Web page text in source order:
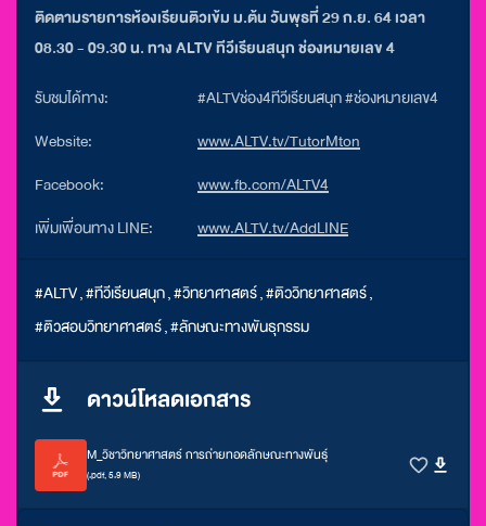
ติดตามรายการห้องเรียนติวเข้ม ม.ต้น วันพุธที่ 29 ก.ย. 64 เวลา
08.30 - 09.30 น. ทาง ALTV ทีวีเรียนสนุก ช่องหมายเลข 4
รับชมได้ทาง:
#ALTVช่อง4ทีวีเรียนสนุก #ช่องหมายเลข4
Website:
www.ALTV.tv/TutorMton
Facebook:
www.fb.com/ALTV4
เพิ่มเพื่อนทาง LINE:
www.ALTV.tv/AddLINE
#ALTV,#ทีวีเรียนสนุก,#วิทยาศาสตร์,#ติววิทยาศาสตร์,
#ติวสอบวิทยาศาสตร์,#ลักษณะทางพันธุกรรม
ดาวน์โหลดเอกสาร
M_วิชาวิทยาศาสตร์ การถ่ายทอดลักษณะทางพันธุ์
(.pdf, 5.9 MB)